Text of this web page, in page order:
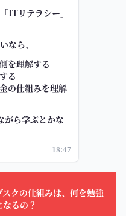
ITリテラシー」
なら、
を理解する
る
の仕組みを理解
がら学ぶとかな
18:47
クの仕組みは、何を勉強
るの？